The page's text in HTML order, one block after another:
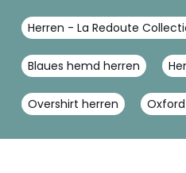
Herren - La Redoute
Blaues hemd herren
Overshirt herren